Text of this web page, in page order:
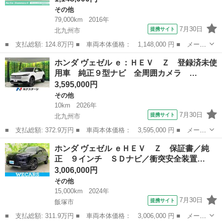
その他
79,000km
2016年
北九州市
提携サイト 7月30日
■ 支払総額: 124.8万円 ■ 車両本体価格： 1,148,000 円 ■ メーカ
ー名： ホンダ ■ 車種名： ヴェゼル ■ グレード名： ハイブリ
ッドＺ・ホンダセンシング ■ 排気量： 1500cc ■ ドア枚数： ...
福岡 北九州市 その他
ホンダ ヴェゼル ｅ：ＨＥＶ Ｚ 登録済未使
用車 純正９型ナビ 全周囲カメラ …
3,595,000円
その他
10km
2026年
北九州市
提携サイト 7月30日
■ 支払総額: 372.9万円 ■ 車両本体価格： 3,595,000 円 ■ メーカ
ー名： ホンダ ■ 車種名： ヴェゼル ■ グレード名： ｅ：ＨＥ
Ｖ Ｚ 登録済未使用車 純正９型ナビ 全周囲カメラ 衝突被害軽
減 レー...
福岡 北九州市 その他
ホンダ ヴェゼル ｅＨＥＶ Ｚ 保証書／純
正 ９インチ ＳＤナビ／衝突安全装置…
3,006,000円
その他
15,000km
2024年
飯塚市
提携サイト 7月30日
■ 支払総額: 311.9万円 ■ 車両本体価格： 3,006,000 円 ■ メーカ